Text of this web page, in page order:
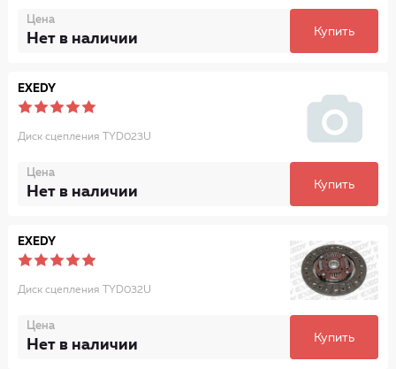
Цена
Нет в наличии Купить
EXEDY
Диск сцепления TYD023U
Цена
Нет в наличии Купить
EXEDY
Диск сцепления TYD032U
Цена
Нет в наличии Купить